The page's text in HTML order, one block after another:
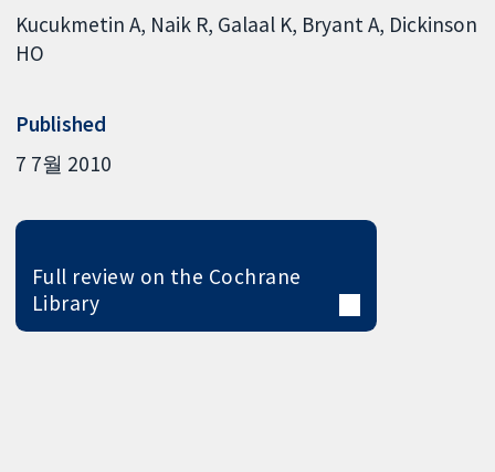
Kucukmetin A Naik R Galaal K Bryant A Dickinson
HO
Published
7 7월 2010
Full review on the Cochrane
Library